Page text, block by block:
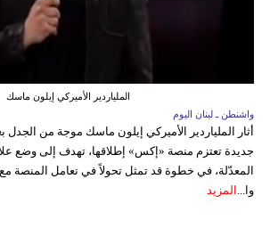
الملياردير الأميركي إيلون ماسك
واشنطن ـ لبنان اليوم
أثار الملياردير الأميركي إيلون ماسك موجة من الجدل
جديدة تعتزم منصة «إكس» إطلاقها، تهدف إلى وضع
المعدّلة، في خطوة قد تمثل تحولاً في تعامل المنصة
وا... المزيد